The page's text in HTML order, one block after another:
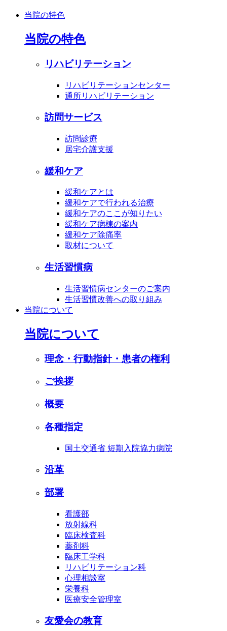
当院の特色
当院の特色
リハビリテーション
リハビリテーションセンター
通所リハビリテーション
訪問サービス
訪問診療
居宅介護支援
緩和ケア
緩和ケアとは
緩和ケアで行われる治療
緩和ケアのここが知りたい
緩和ケア病棟の案内
緩和ケア除痛率
取材について
生活習慣病
生活習慣病センターのご案内
生活習慣改善への取り組み
当院について
当院について
理念・行動指針・患者の権利
ご挨拶
概要
各種指定
国土交通省 短期入院協力病院
沿革
部署
看護部
放射線科
臨床検査科
薬剤科
臨床工学科
リハビリテーション科
心理相談室
栄養科
医療安全管理室
友愛会の教育